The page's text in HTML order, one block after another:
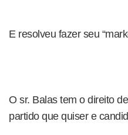
E resolveu fazer seu
O sr. Balas tem o direito
partido que quiser e